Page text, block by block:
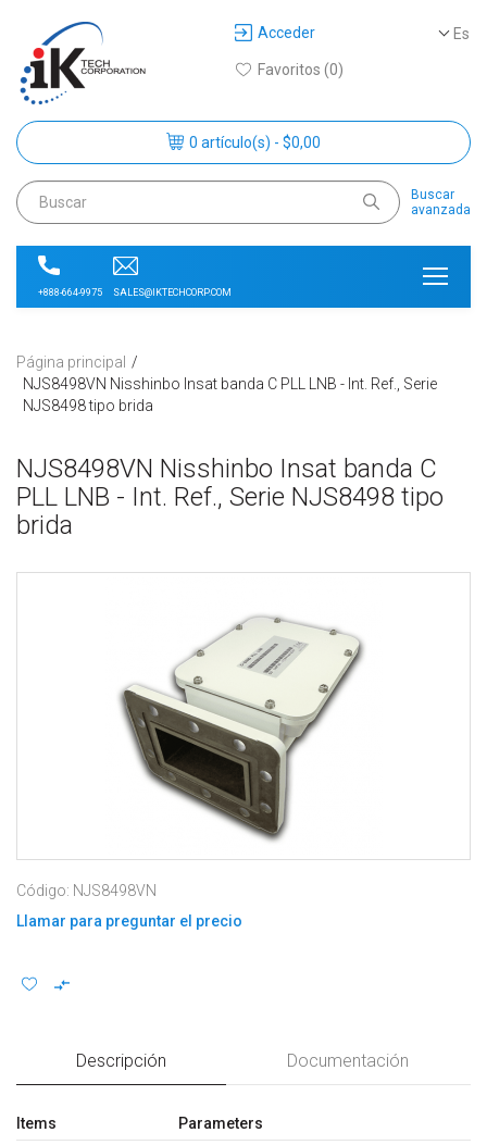
Es
Acceder
Favoritos (0)
0 artículo(s) - $0,00
Buscar
avanzada
+888-664-9975 SALES@IKTECHCORP.COM
Página principal
NJS8498VN Nisshinbo Insat banda C PLL LNB - Int. Ref., Serie
NJS8498 tipo brida
NJS8498VN Nisshinbo Insat banda C
PLL LNB - Int. Ref., Serie NJS8498 tipo
brida
Código: NJS8498VN
Llamar para preguntar el precio
Descripción Documentación
Items
Parameters